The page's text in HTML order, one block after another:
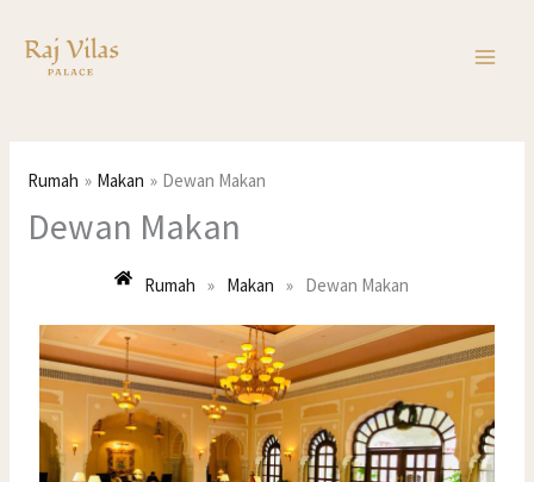
kandungan
Rumah Makan Dewan Makan
Dewan Makan
Rumah » Makan » Dewan Makan